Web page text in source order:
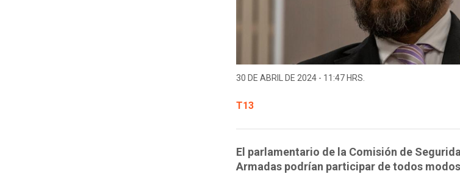
30 DE ABRIL DE 2024 - 11:47 HRS.
T13
El parlamentario de la Comisión de
Armadas podrían participar de todos